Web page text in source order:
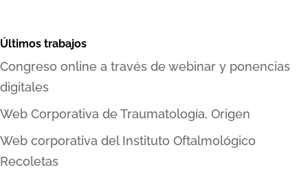
Últimos trabajos
Congreso online a través de webinar y ponencias
digitales
Web Corporativa de Traumatología, Origen
Web corporativa del Instituto Oftalmológico
Recoletas